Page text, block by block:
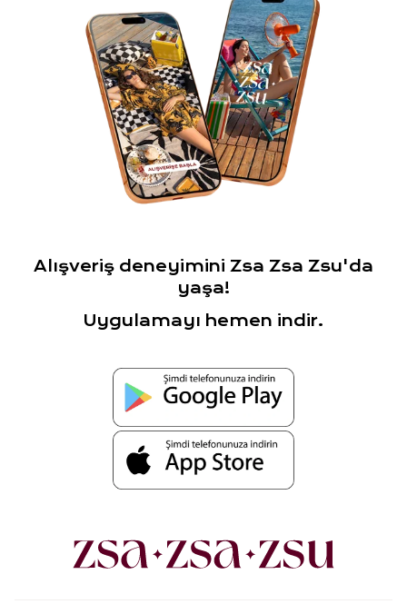
Alışveriş deneyimini Zsa Zsa Zsu'da
yaşa!
Uygulamayı hemen indir.